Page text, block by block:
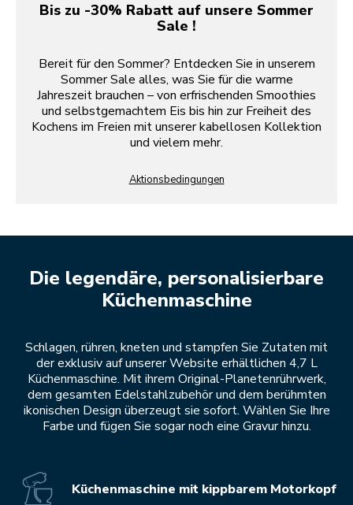
Bis zu -30% Rabatt auf unsere Sommer
Sale !
Bereit für den Sommer? Entdecken Sie in unserem
Sommer Sale alles, was Sie für die warme
Jahreszeit brauchen – von erfrischenden Smoothies
und selbstgemachtem Eis bis hin zur Freiheit des
Kochens im Freien mit unserer kabellosen Kollektion
und vielem mehr.
Aktionsbedingungen
Die legendäre, personalisierbare
Küchenmaschine
Schlagen, rühren, kneten und stampfen Sie Zutaten mit
der exklusiv auf unserer Website erhältlichen 4,7 L
Küchenmaschine. Mit ihrem Original-Planetenrührwerk,
dem gesamten Edelstahlzubehör und dem berühmten
ikonischen Design überzeugt sie sofort. Wählen Sie Ihre
Farbe und fügen Sie sogar noch eine Gravur hinzu.
Küchenmaschine mit kippbarem Motorkopf